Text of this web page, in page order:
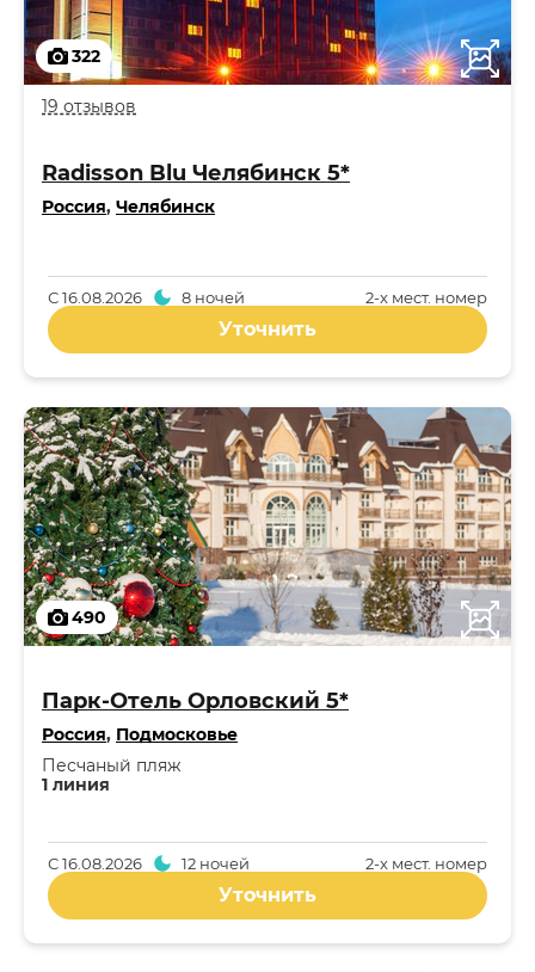
322
19 отзывов
Radisson Blu Челябинск 5*
Россия, Челябинск
2-x мест. номер
С16.08.2026 8 ночей
Уточнить
490
Парк-Отель Орловский 5*
Россия, Подмосковье
1 линия
Песчаный пляж
2-x мест. номер
С16.08.2026 12 ночей
Уточнить